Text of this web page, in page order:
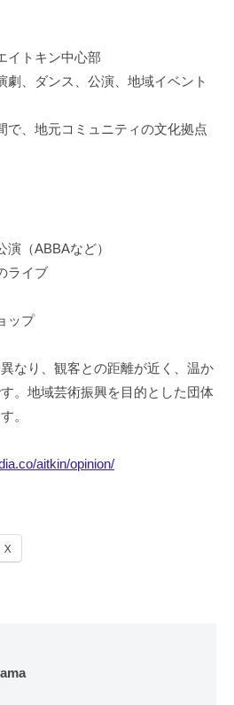
イトキン中心部
劇、ダンス、公演、地域イベント
で、地元コミュニティの文化拠点
演（ABBAなど）
ライブ
ップ
なり、観客との距離が近く、温か
。地域芸術振興を目的とした団体
。
aitkin/opinion/
X